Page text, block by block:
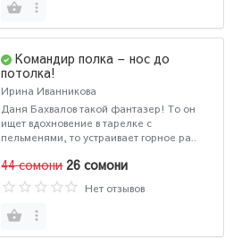
Командир полка – нос до
потолка!
Ирина Иванникова
Даня Бахвалов такой фантазер! То он
ищет вдохновение в тарелке с
пельменями, то устраивает горное ра..
44 сомони 26 сомони
Нет отзывов